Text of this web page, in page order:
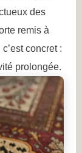
des
remis à
concret :
prolongée.